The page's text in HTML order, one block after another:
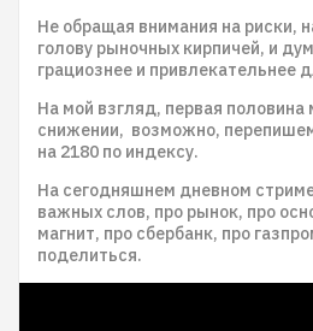
Не обращая внимания на риски,
голову рыночных кирпичей, и
грациознее и привлекательнее
На мой взгляд, первая половина
снижении, возможно,
на 2180 по индексу.
На сегодняшнем дневном
важных слов, про рынок, про
магнит, про сбербанк, про
поделиться.